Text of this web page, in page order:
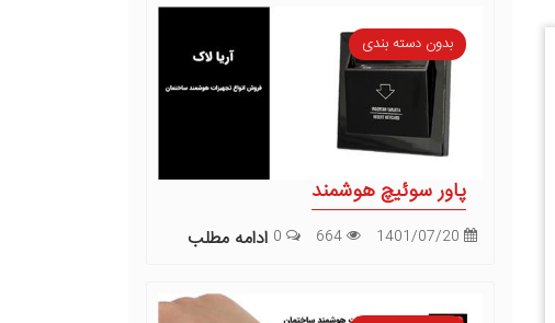
بدون دسته بندی
پاور سوئیچ هوشمند
ادامه مطلب